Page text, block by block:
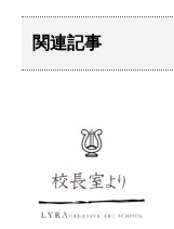
関連記事